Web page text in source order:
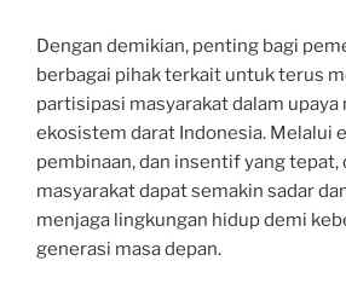
Dengan demikian, penting bagi
berbagai pihak terkait untuk terus
partisipasi masyarakat dalam
ekosistem darat Indonesia. Melalui
pembinaan, dan insentif yang tepat,
masyarakat dapat semakin sadar
menjaga lingkungan hidup demi
generasi masa depan.